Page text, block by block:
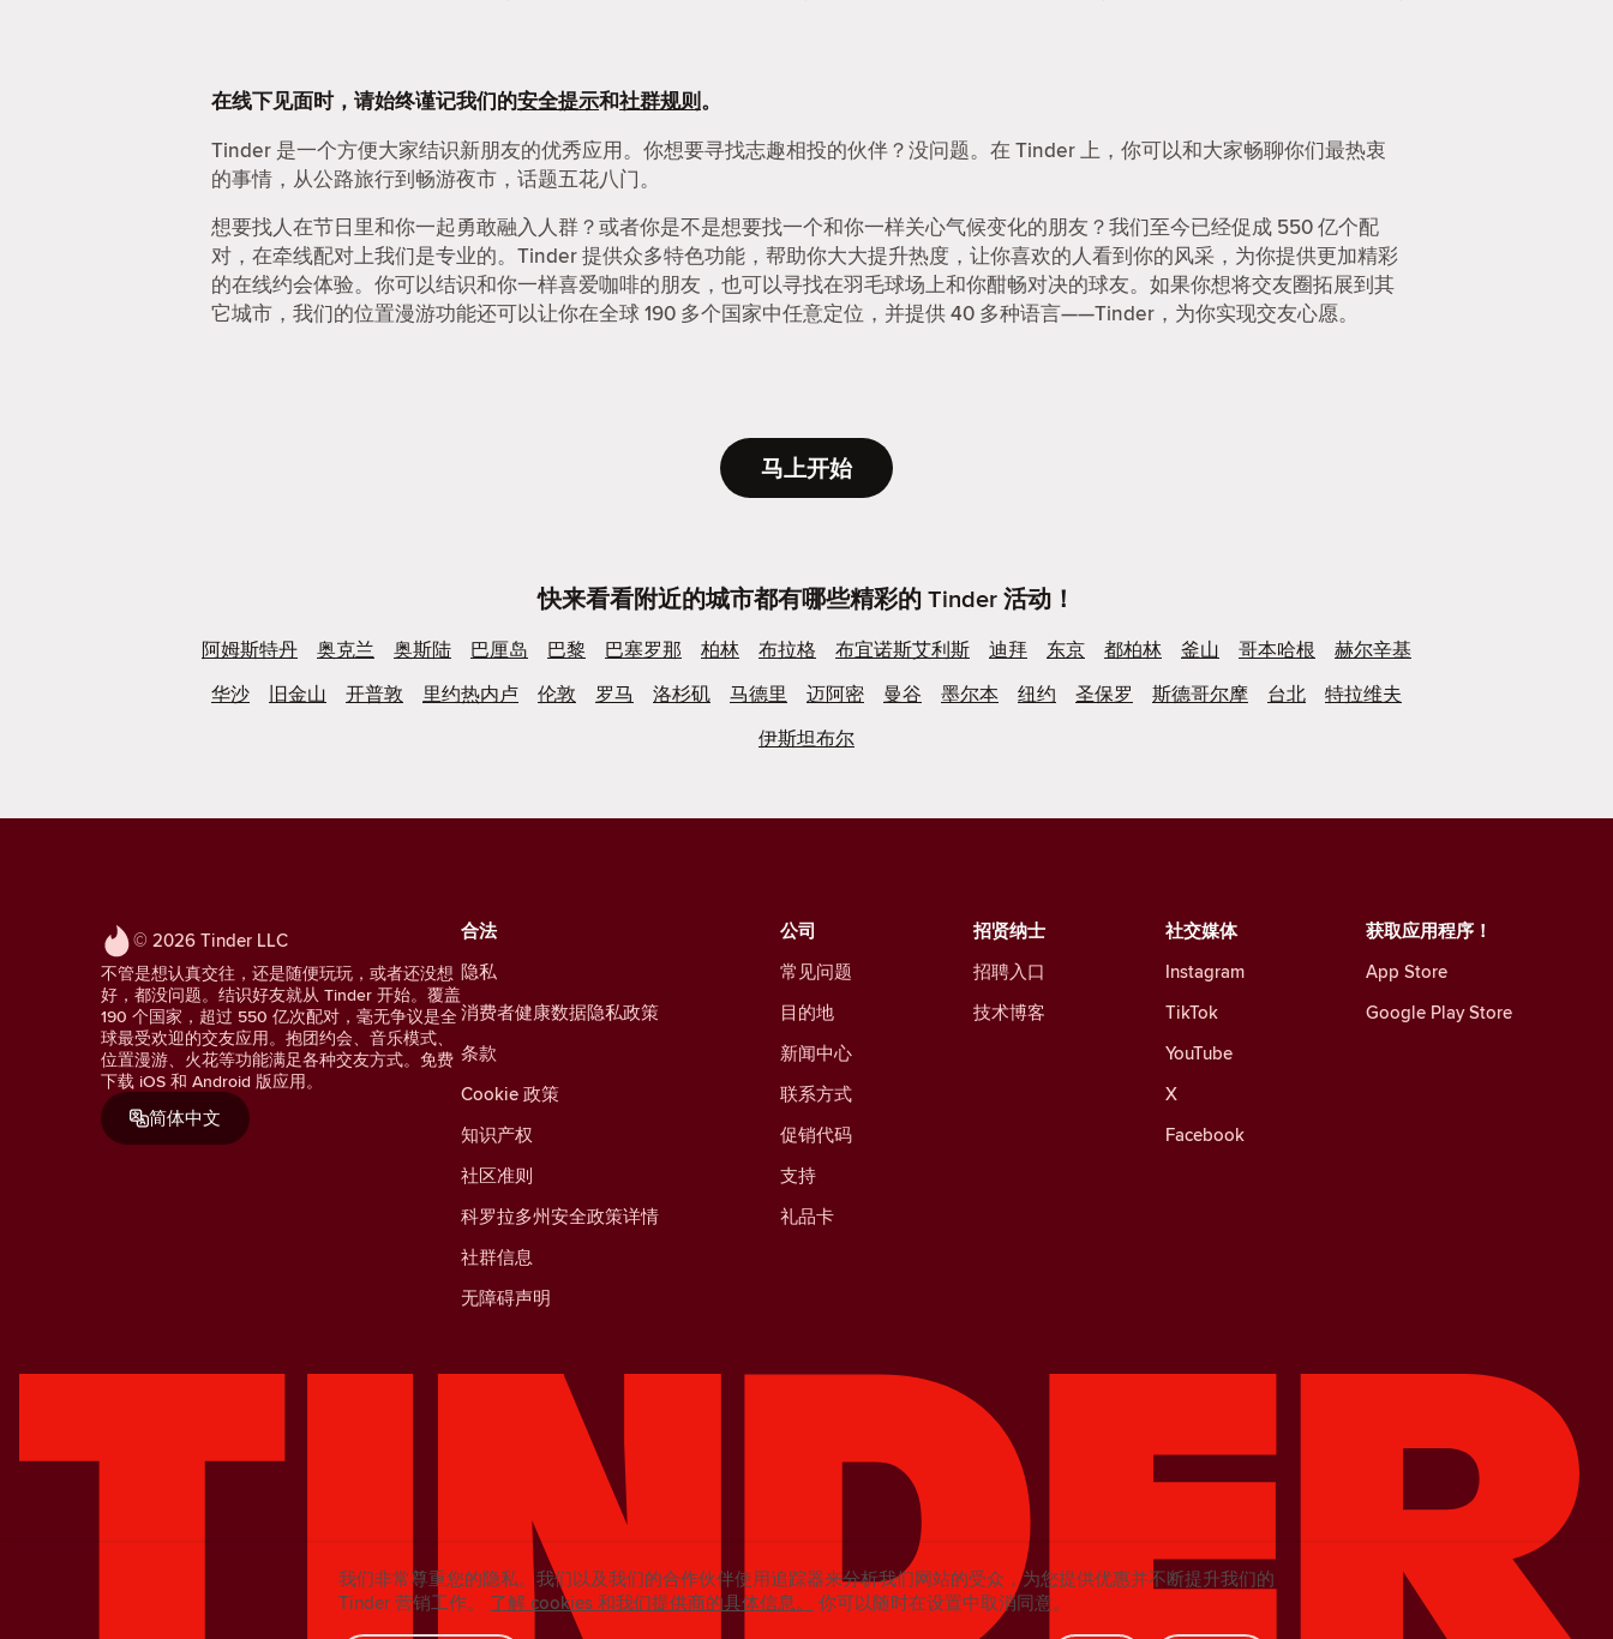
在线下见面时，请始终谨记我们的安全提示和社群规则。
Tinder 是一个方便大家结识新朋友的优秀应用。你想要寻找志趣相投的伙伴？没问题。在 Tinder 上，你可以和大家畅聊你们最热衷
的事情，从公路旅行到畅游夜市，话题五花八门。
想要找人在节日里和你一起勇敢融入人群？或者你是不是想要找一个和你一样关心气候变化的朋友？我们至今已经促成 550 亿个配
对，在牵线配对上我们是专业的。Tinder 提供众多特色功能，帮助你大大提升热度，让你喜欢的人看到你的风采，为你提供更加精彩
的在线约会体验。你可以结识和你一样喜爱咖啡的朋友，也可以寻找在羽毛球场上和你酣畅对决的球友。如果你想将交友圈拓展到其
它城市，我们的位置漫游功能还可以让你在全球 190 多个国家中任意定位，并提供 40 多种语言——Tinder，为你实现交友心愿。
马上开始
快来看看附近的城市都有哪些精彩的 Tinder 活动！
阿姆斯特丹 奥克兰 奥斯陆 巴厘岛 巴黎 巴塞罗那 柏林 布拉格 布宜诺斯艾利斯 迪拜 东京 都柏林 釜山 哥本哈根
赫尔辛基
华沙
旧金山 开普敦 里约热内卢 伦敦 罗马 洛杉矶 马德里 迈阿密 曼谷 墨尔本 纽约 圣保罗 斯德哥尔摩 台北
特拉维夫
伊斯坦布尔
© 2026 Tinder LLC
不管是想认真交往，还是随便玩玩，或者还没想
好，都没问题。结识好友就从 Tinder 开始。覆盖
190 个国家，超过 550 亿次配对，毫无争议是全
球最受欢迎的交友应用。抱团约会、音乐模式、
位置漫游、火花等功能满足各种交友方式。免费
下载 iOS 和 Android 版应用。
简体中文
社交媒体
Instagram
TikTok
YouTube
X
Facebook
合法
隐私
消费者健康数据隐私政策
条款
Cookie 政策
知识产权
社区准则
科罗拉多州安全政策详情
社群信息
无障碍声明
招贤纳士
招聘入口
技术博客
公司
常见问题
目的地
新闻中心
联系方式
促销代码
支持
礼品卡
获取应用程序！
App Store
Google Play Store
我们非常尊重您的隐私。我们以及我们的合作伙伴使用追踪器来分析我们网站的受众，为您提供优惠并不断提升我们的
Tinder 营销工作。
了解 cookies 和我们提供商的具体信息。 你可以随时在设置中取消同意。